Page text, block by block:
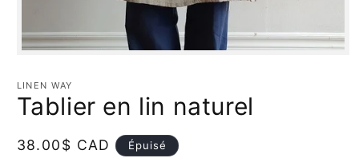
média
1
dans
une
modale
LINEN WAY
Tablier en lin naturel
Prix
38.00$ CAD Épuisé